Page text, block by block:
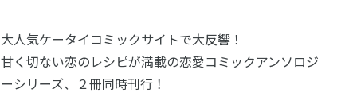
大人気ケータイコミックサイトで大反響！
甘く切ない恋のレシピが満載の恋愛コミックアンソロジ
ーシリーズ、２冊同時刊行！